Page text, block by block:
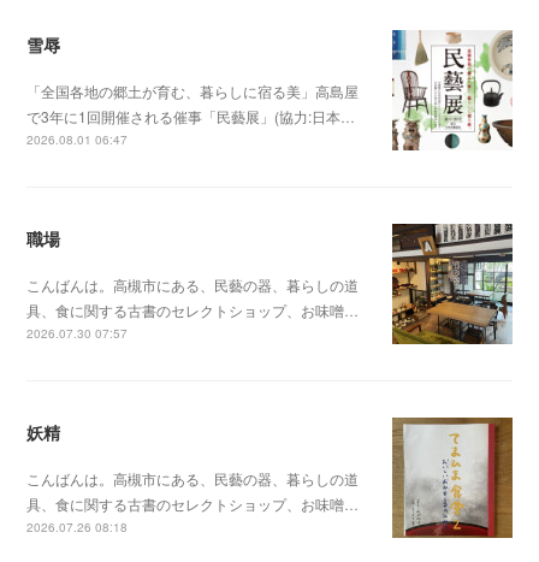
雪辱
「全国各地の郷土が育む、暮らしに宿る美」高島屋
で3年に1回開催される催事「民藝展」(協力:日本…
2026.08.01 06:47
職場
こんばんは。高槻市にある、民藝の器、暮らしの道
具、食に関する古書のセレクトショップ、お味噌…
2026.07.30 07:57
妖精
こんばんは。高槻市にある、民藝の器、暮らしの道
具、食に関する古書のセレクトショップ、お味噌…
2026.07.26 08:18